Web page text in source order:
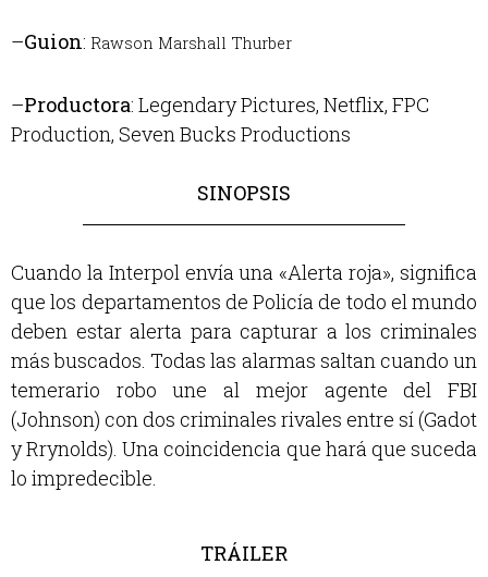
–Guion: Rawson Marshall Thurber
–Productora: Legendary Pictures, Netflix, FPC
Production, Seven Bucks Productions
SINOPSIS
Cuando la Interpol envía una «Alerta roja», significa
que los departamentos de Policía de todo el mundo
deben estar alerta para capturar a los criminales
más buscados. Todas las alarmas saltan cuando un
temerario robo une al mejor agente del FBI
(Johnson) con dos criminales rivales entre sí (Gadot
y Rrynolds). Una coincidencia que hará que suceda
lo impredecible.
TRÁILER